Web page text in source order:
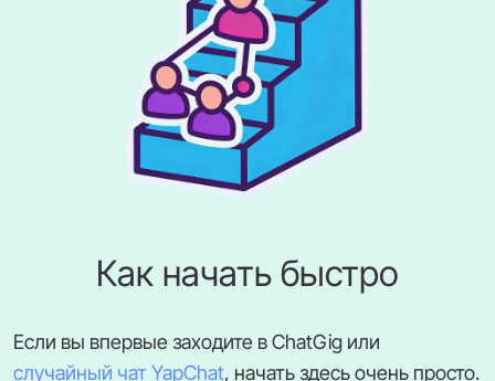
Как начать быстро
Если вы впервые заходите в ChatGig или
случайный чат YapChat, начать здесь очень просто.